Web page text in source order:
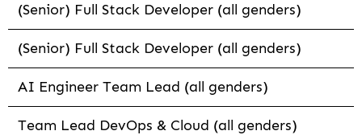
(Senior) Full Stack Developer (all genders)
(Senior) Full Stack Developer (all genders)
AI Engineer Team Lead (all genders)
Team Lead DevOps & Cloud (all genders)